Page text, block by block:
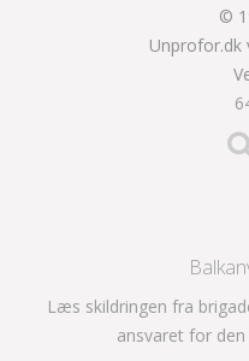
©
Unprofor.dk
Læs skildringen fra
ansvaret for